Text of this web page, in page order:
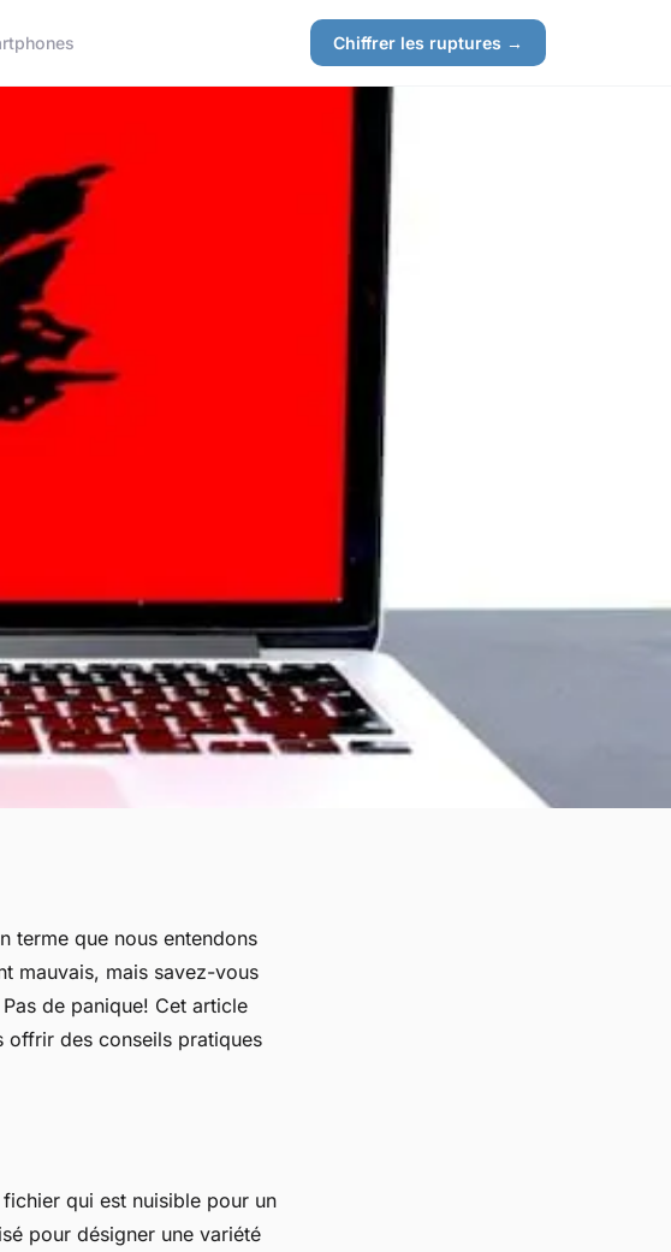
Chiffrer les ruptures →
terme que nous entendons
mauvais, mais savez-vous
de panique! Cet article
offrir des conseils pratiques
qui est nuisible pour un
pour désigner une variété